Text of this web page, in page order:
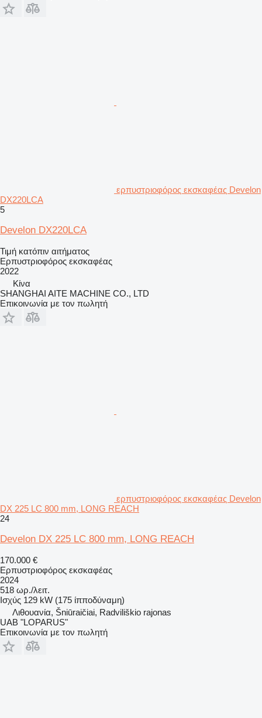
ερπυστριοφόρος εκσκαφέας Develon
DX220LCA
5
Develon DX220LCA
Τιμή κατόπιν αιτήματος
Ερπυστριοφόρος εκσκαφέας
2022
Κίνα
SHANGHAI AITE MACHINE CO., LTD
Επικοινωνία με τον πωλητή
ερπυστριοφόρος εκσκαφέας Develon
DX 225 LC 800 mm, LONG REACH
24
Develon DX 225 LC 800 mm, LONG REACH
170.000 €
Ερπυστριοφόρος εκσκαφέας
2024
518 ωρ./λειτ.
Ισχύς 129 kW (175 ίπποδύναμη)
Λιθουανία, Šniūraičiai, Radviliškio rajonas
UAB "LOPARUS"
Επικοινωνία με τον πωλητή